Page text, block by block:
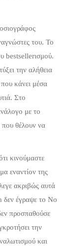
του. Το
bestsellerισμού.
την αλήθεια
κάνει μέσα
Στο
με το
που θέλουν να
κινούμαστε
εναντίον της
ακριβώς αυτά
δεν έγραψε το No
προσπαθούσε
την
και